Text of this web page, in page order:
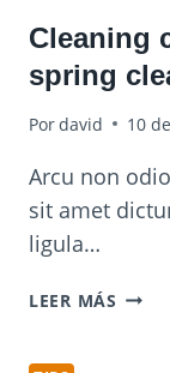
Cleaning
spring
Pordavid 10
Arcu non
sit amet
ligula…
LEER MÁS